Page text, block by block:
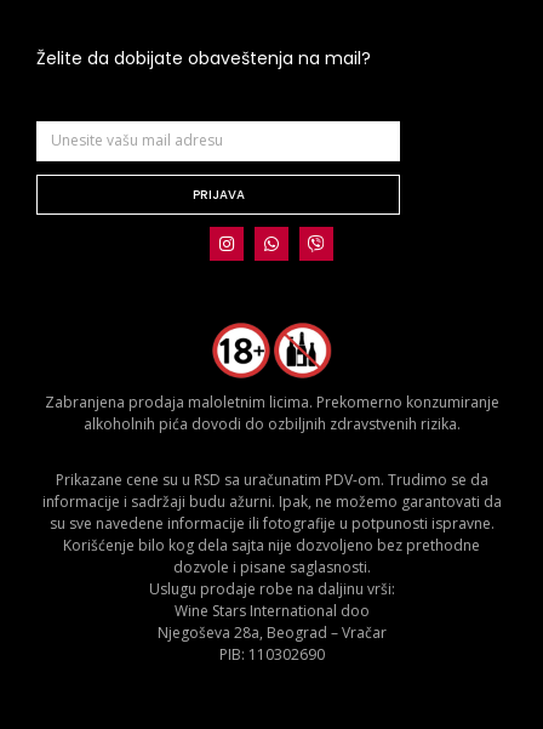
Želite da dobijate obaveštenja na mail?
PRIJAVA
Zabranjena prodaja maloletnim licima. Prekomerno konzumiranje
alkoholnih pića dovodi do ozbiljnih zdravstvenih rizika.
Prikazane cene su u RSD sa uračunatim PDV-om. Trudimo se da
informacije i sadržaji budu ažurni. Ipak, ne možemo garantovati da
su sve navedene informacije ili fotografije u potpunosti ispravne.
Korišćenje bilo kog dela sajta nije dozvoljeno bez prethodne
dozvole i pisane saglasnosti.
Uslugu prodaje robe na daljinu vrši:
Wine Stars International doo
Njegoševa 28a, Beograd – Vračar
PIB: 110302690